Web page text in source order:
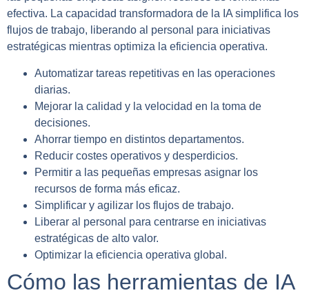
efectiva. La capacidad transformadora de la IA simplifica los
flujos de trabajo, liberando al personal para iniciativas
estratégicas mientras optimiza la eficiencia operativa.
Automatizar tareas repetitivas en las operaciones
diarias.
Mejorar la calidad y la velocidad en la toma de
decisiones.
Ahorrar tiempo en distintos departamentos.
Reducir costes operativos y desperdicios.
Permitir a las pequeñas empresas asignar los
recursos de forma más eficaz.
Simplificar y agilizar los flujos de trabajo.
Liberar al personal para centrarse en iniciativas
estratégicas de alto valor.
Optimizar la eficiencia operativa global.
Cómo las herramientas de IA